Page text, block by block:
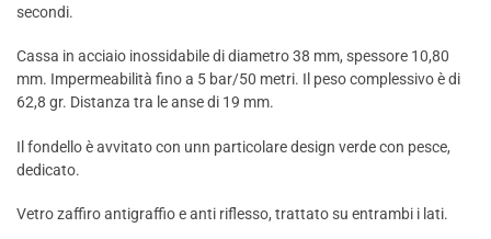
secondi.
Cassa in acciaio inossidabile di diametro 38 mm, spessore 10,80
mm. Impermeabilità fino a 5 bar/50 metri. Il peso complessivo è di
62,8 gr. Distanza tra le anse di 19 mm.
Il fondello è avvitato con unn particolare design verde con pesce,
dedicato.
Vetro zaffiro antigraffio e anti riflesso, trattato su entrambi i lati.